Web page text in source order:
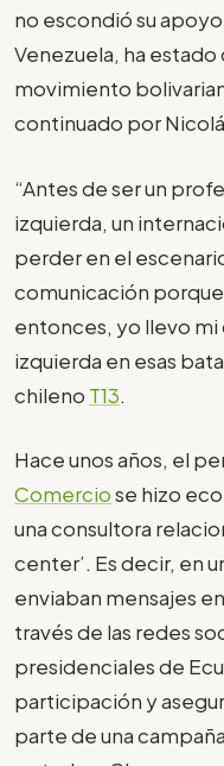
no escondió su
Venezuela, ha
movimiento
continuado por
“Antes de ser un
izquierda, un
perder en el
comunicación
entonces, yo llevo
izquierda en esas
chileno T13.
Hace unos años, el
Comerciose hizo
una consultora
center’. Es decir, en
enviaban mensajes
través de las redes
presidenciales de
participación y
parte de una